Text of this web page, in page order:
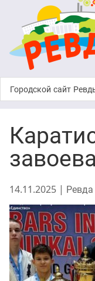
Городской сайт
14.11.2025 |